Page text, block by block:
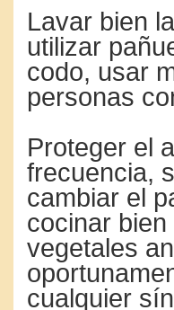
Lavar bien
utilizar
codo, usar
personas
Proteger el
frecuencia,
cambiar el
cocinar
vegetales
cualquier